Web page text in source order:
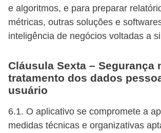
e algoritmos, e para preparar
métricas, outras soluções e
inteligência de negócios voltadas a
Cláusula Sexta – Segurança
tratamento dos dados
usuário
6.1. O aplicativo se compromete a
medidas técnicas e organizativas